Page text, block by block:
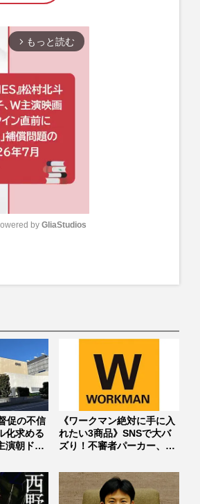
arrow_forward_ios もっと読む
u
by GliaStudios
促の不信
化求める
演朝ドラ
《ワークマン絶対に手に入
れたい3商品》SNSで大バ
ズり！不審者パーカー、ポ